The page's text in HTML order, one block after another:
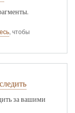
, чтобы
за вашими